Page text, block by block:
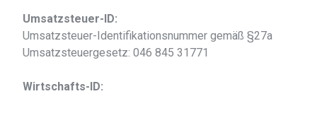
Umsatzsteuer-ID:
Umsatzsteuer-Identifikationsnummer gemäß §27a
Umsatzsteuergesetz: 046 845 31771
Wirtschafts-ID: